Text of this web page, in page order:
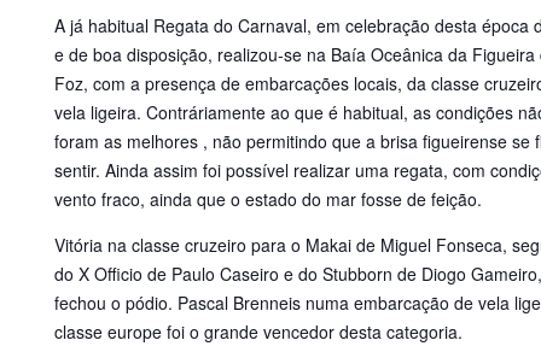
A já habitual Regata do Carnaval, em celebração desta época
e de boa disposição, realizou-se na Baía Oceânica da Figueira
Foz, com a presença de embarcações locais, da classe
vela ligeira. Contráriamente ao que é habitual, as condições
foram as melhores , não permitindo que a brisa figueirense se
sentir. Ainda assim foi possível realizar uma regata, com
vento fraco, ainda que o estado do mar fosse de feição.
Vitória na classe cruzeiro para o Makai de Miguel Fonseca,
do X Officio de Paulo Caseiro e do Stubborn de Diogo
fechou o pódio. Pascal Brenneis numa embarcação de vela
classe europe foi o grande vencedor desta categoria.